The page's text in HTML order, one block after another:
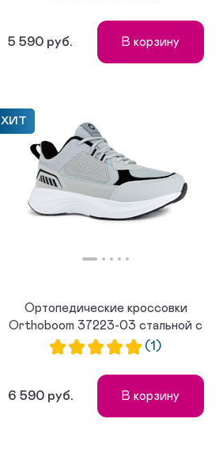
5 590 руб. В корзину
ХИТ
Ортопедические кроссовки
Orthoboom 37223-03 стальной с
чер...
(1)
6 590 руб. В корзину